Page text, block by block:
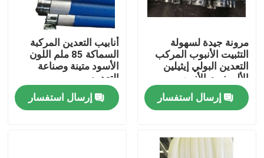
منزل
عرض الواقع الافتراضي
مرونة جيدة لسهولة
التثبيت الأنبوب المركب
التعدين البولي إيثيلين
الألومنيوم الأنبوب
المركب الأنبوب لنقل
السائلإرسال استفسار
أنابيب التعدين المركبة
السماكة 85 ملم اللون
الأسود متينة وصناعة
التعدين
إرسال استفسار